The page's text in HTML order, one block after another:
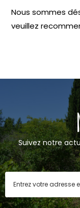
Nous sommes
veuillez
Suivez notre